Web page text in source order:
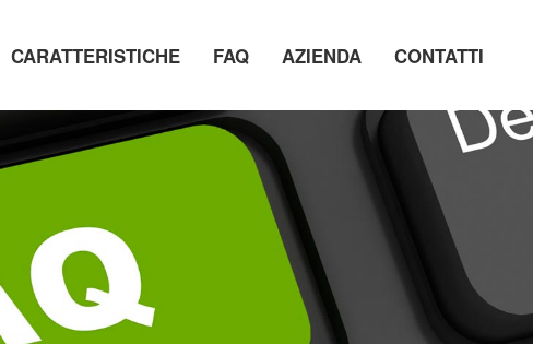
CARATTERISTICHE FAQ AZIENDA CONTATTI